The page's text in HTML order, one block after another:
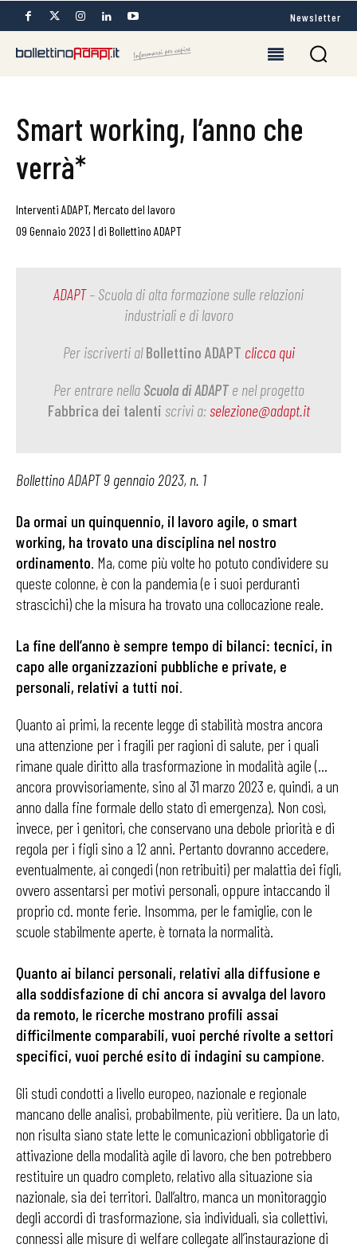
Newsletter
Smart working, l’anno che
verrà*
Interventi ADAPT, Mercato del lavoro
09 Gennaio 2023 | di Bollettino ADAPT
ADAPT– Scuola di alta formazione sulle relazioni
industriali e di lavoro
Per iscriverti alBollettino ADAPT clicca qui
Per entrare nella Scuola di ADAPTe nel progetto
Fabbrica dei talenti scrivi a:selezione@adapt.it
Bollettino ADAPT 9 gennaio 2023, n. 1
Da ormai un quinquennio, il lavoro agile, o smart
working, ha trovato una disciplina nel nostro
ordinamento. Ma, come più volte ho potuto condividere su
queste colonne, è con la pandemia (e i suoi perduranti
strascichi) che la misura ha trovato una collocazione reale.
La fine dell’anno è sempre tempo di bilanci: tecnici, in
capo alle organizzazioni pubbliche e private, e
personali, relativi a tutti noi.
Quanto ai primi, la recente legge di stabilità mostra ancora
una attenzione per i fragili per ragioni di salute, per i quali
rimane quale diritto alla trasformazione in modalità agile (…
ancora provvisoriamente, sino al 31 marzo 2023 e, quindi, a un
anno dalla fine formale dello stato di emergenza). Non così,
invece, per i genitori, che conservano una debole priorità e di
regola per i figli sino a 12 anni. Pertanto dovranno accedere,
eventualmente, ai congedi (non retribuiti) per malattia dei figli,
ovvero assentarsi per motivi personali, oppure intaccando il
proprio cd. monte ferie. Insomma, per le famiglie, con le
scuole stabilmente aperte, è tornata la normalità.
Quanto ai bilanci personali, relativi alla diffusione e
alla soddisfazione di chi ancora si avvalga del lavoro
da remoto, le ricerche mostrano profili assai
difficilmente comparabili, vuoi perché rivolte a settori
specifici, vuoi perché esito di indagini su campione.
Gli studi condotti a livello europeo, nazionale e regionale
mancano delle analisi, probabilmente, più veritiere. Da un lato,
non risulta siano state lette le comunicazioni obbligatorie di
attivazione della modalità agile di lavoro, che ben potrebbero
restituire un quadro completo, relativo alla situazione sia
nazionale, sia dei territori. Dall’altro, manca un monitoraggio
degli accordi di trasformazione, sia individuali, sia collettivi,
connessi alle misure di welfare collegate all’instaurazione di